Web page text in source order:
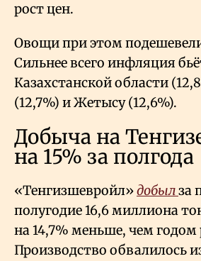
рост цен.
Овощи при этом
Сильнее всего инфляция
Казахстанской области
(12,7%) и Жетысу (12,6%).
Добыча на
на 15% за полгода
«Тенгизшевройл»добылза
полугодие 16,6 миллиона
на 14,7% меньше, чем годом
Производство обвалилось